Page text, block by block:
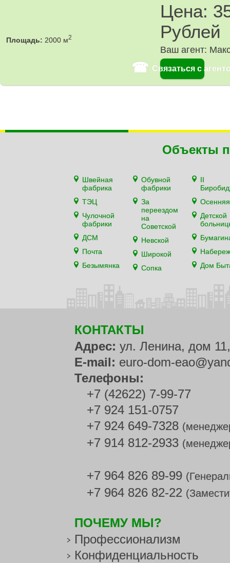
Площадь: 2000 м2
Цена:
Рублей
Ваш агент:
☎ Связаться с
Объекты
Швейная
фабрика
ТЭЦ
Чулочной
фабрики
ДСМ
Почта
Безымянка
Обувной
фабрики
За
переездом
на
Советской
Невской
Широкой
Сопка
II
Осенняя
Детской
Дом
КОНТАКТЫ
Адрес: ул. Ленина, дом
E-mail: euro-dom-
Телефоны:
+7 (42622) 7-99-77
+7 924 151-0757
+7 924 649-7328
+7 914 812-2933
+7 964 826 89-99
+7 964 826 82-22
ПОЧЕМУ МЫ?
Профессионализм
Конфиденциальность